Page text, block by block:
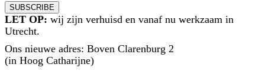
LET OP: wij zijn verhuisd en vanaf nu werkzaam in
Utrecht.
Ons nieuwe adres: Boven Clarenburg 2
(in Hoog Catharijne)